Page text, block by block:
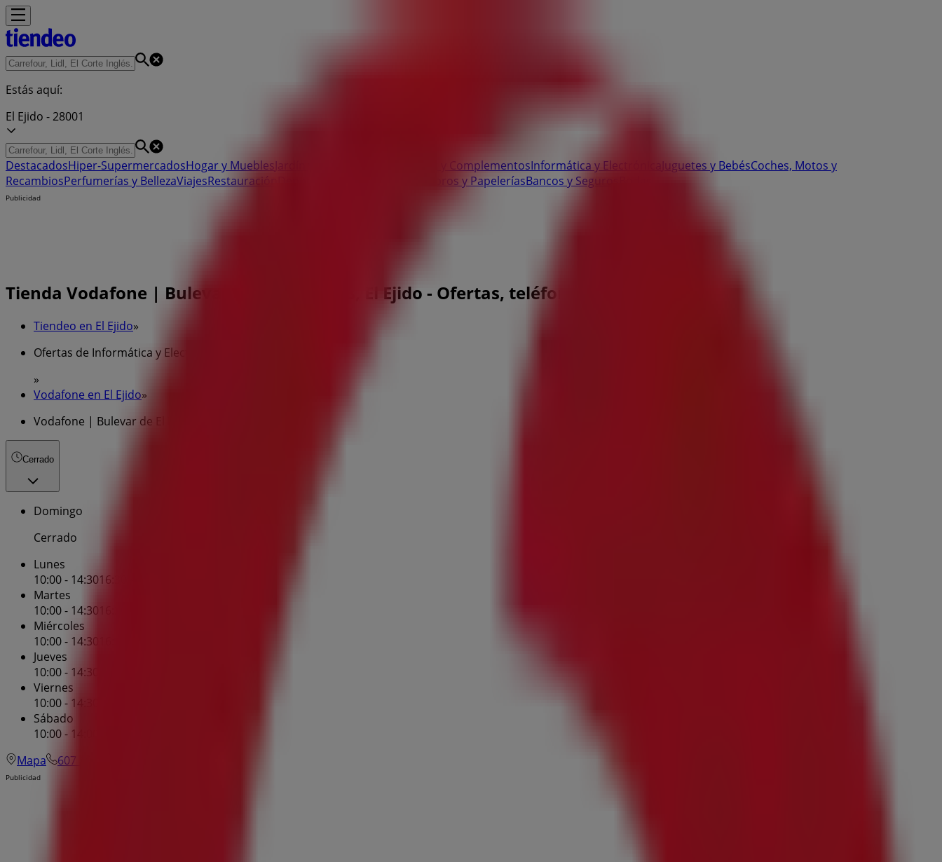
Estás aquí:
El Ejido - 28001
DestacadosHiper-SupermercadosHogar y MueblesJardín y Bricolaje Ropa, Zapatos y ComplementosInformática y Electrónica Juguetes y BebésCoches, Motos y
RecambiosPerfumerías y BellezaViajesRestauración Libros y PapeleríasBancos y Seguros
Publicidad
Tienda Vodafone | Bulevar de El Ejido, 358, El Ejido - Ofertas, teléfono y horarios
Tiendeo en El Ejido»
Ofertas de Informática y Electrónica en El Ejido
»
Vodafone en El Ejido»
Vodafone | Bulevar de El Ejido, 358
Cerrado
Domingo
Cerrado
Lunes
10:00 - 14:3016:30 - 18:00
Martes
10:00 - 14:30
Miércoles
10:00 - 14:30
Jueves
10:00 - 14:30
Viernes
10:00 - 14:30
Sábado
10:00 - 14:00
Mapa
607 10 02 17
Publicidad